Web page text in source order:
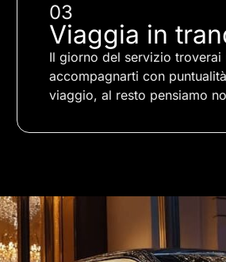
03
Viaggia in
Il giorno del servizio
accompagnarti con
viaggio, al resto pensiamo